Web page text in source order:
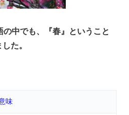
中でも、『春』ということ
た。
味